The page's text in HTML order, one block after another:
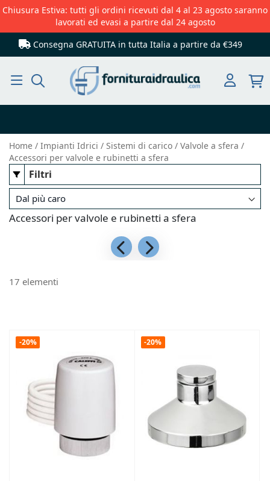
Chiusura Estiva: tutti gli ordini ricevuti dal 4 al 23 agosto saranno
lavorati ed evasi a partire dal 24 agosto
Consegna GRATUITA in tutta Italia a partire da €349
Home Impianti Idrici Sistemi di carico
Valvole a sfera
Accessori per valvole e rubinetti a sfera
Accessori per valvole e rubinetti a sfera
17 elementi
-20% -20%
Filtri